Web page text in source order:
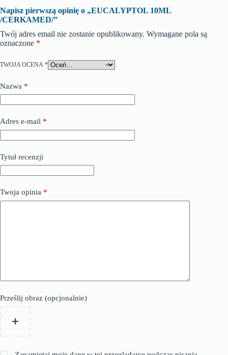
Napisz pierwszą opinię o „EUCALYPTOL 10ML
/CERKAMED/”
Twój adres email nie zostanie opublikowany. Wymagane pola są
oznaczone *
TWOJA OCENA *
Nazwa *
Adres e-mail *
Tytuł recenzji
Twoja opinia *
Prześlij obraz (opcjonalnie)